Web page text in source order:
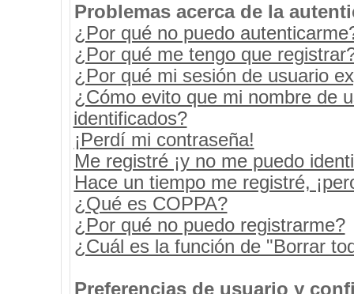
Problemas acerca de la
¿Por qué no puedo
¿Por qué me tengo que
¿Por qué mi sesión de usuario
¿Cómo evito que mi nombre de
identificados?
¡Perdí mi contraseña!
Me registré ¡y no me puedo
Hace un tiempo me registré,
¿Qué es COPPA?
¿Por qué no puedo registrarme?
¿Cuál es la función de "Borrar
Preferencias de usuario y